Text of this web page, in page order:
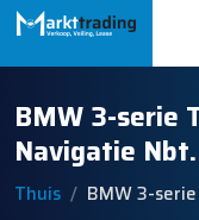
BMW 3-serie
Navigatie
Thuis BMW 3-